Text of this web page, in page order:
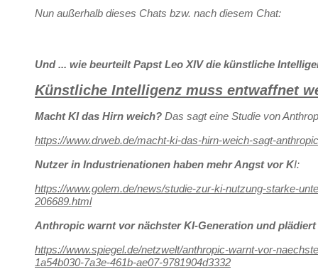
Nun außerhalb dieses Chats bzw. nach diesem Chat:
Und ... wie beurteilt Papst Leo XIV die künstliche
Künstliche Intelligenz muss entwaffnet
Macht KI das Hirn weich? Das sagt eine Studie von
https://www.drweb.de/macht-ki-das-hirn-weich-sagt-
Nutzer in Industrienationen haben mehr Angst vor KI:
https://www.golem.de/news/studie-zur-ki-nutzung-starke-
206689.html
Anthropic warnt vor nächster KI-Generation und
https://www.spiegel.de/netzwelt/anthropic-warnt-vor-
1a54b030-7a3e-461b-ae07-9781904d3332